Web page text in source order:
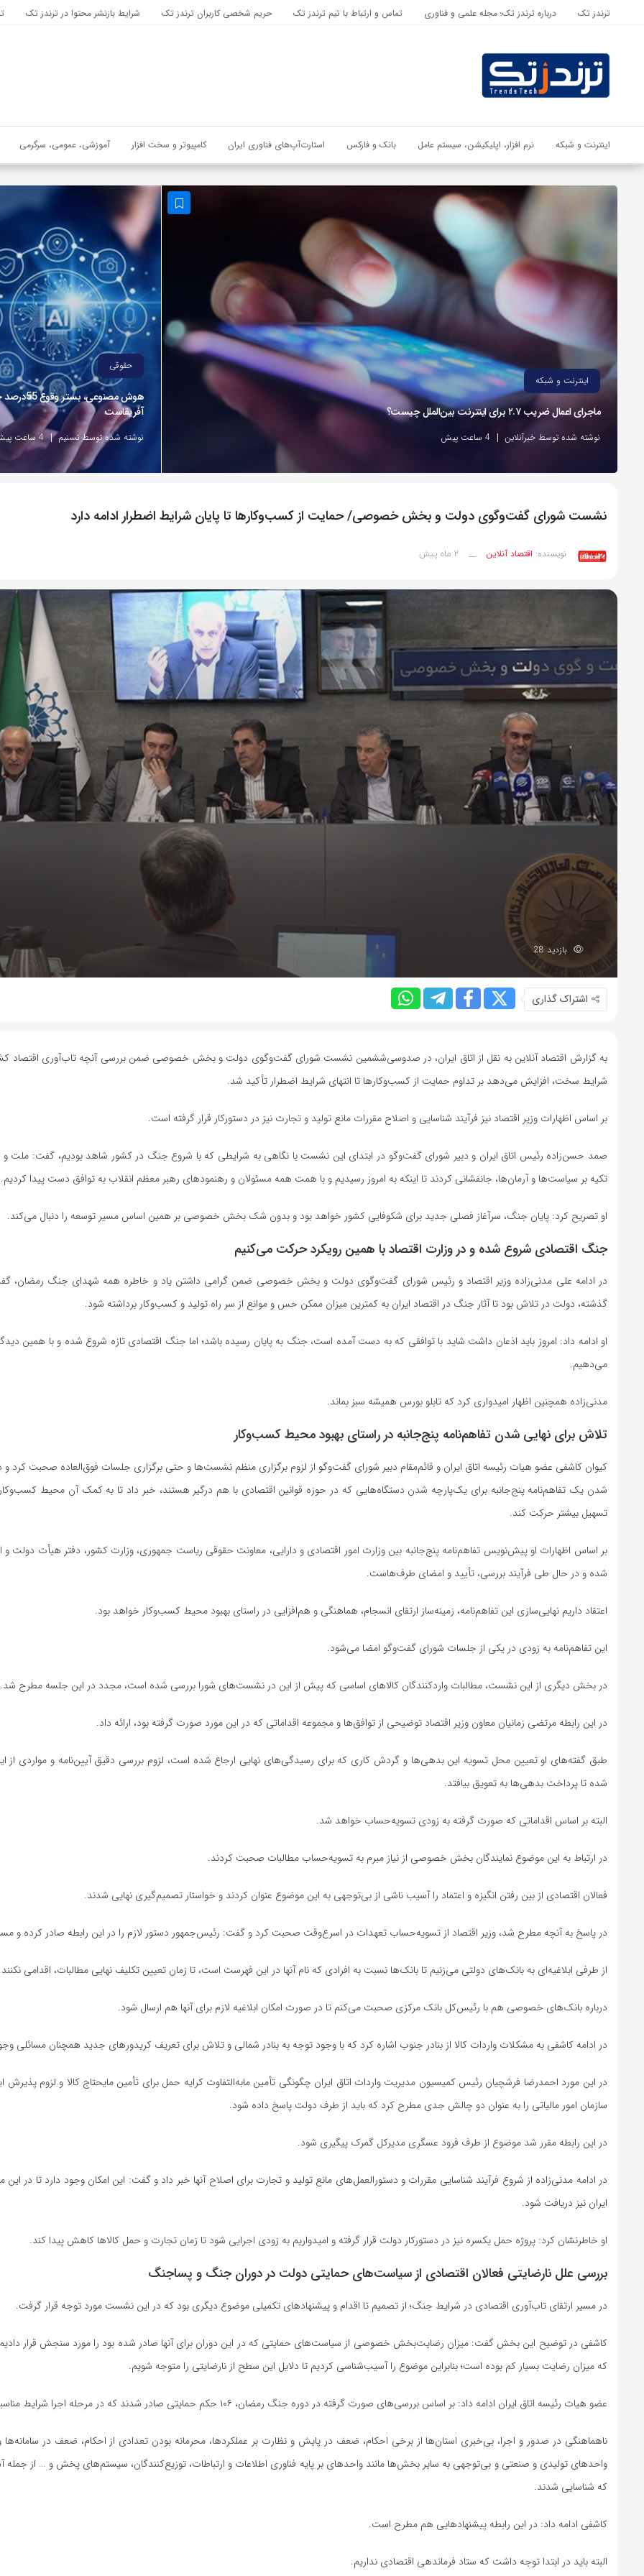
اشتراک گذاری
با استفاده از روش‌های زیر می‌توانید این صفحه را با دوستان خود به
اشتراک بگذارید.
ترندز تک درباره ترندز تک؛ مجله علمی و فناوری تماس و ارتباط با تیم ترندز تک حریم شخصی کاربران ترندز تک شرایط بازنشر محتوا در ترندز تک
اینترنت و شبکه نرم افزار، اپلیکیشن، سیستم عامل بانک و فارکس استارت‌آپ‌های فناوری ایران کامپیوتر و سخت افزار آموزشی، عمومی، سرگرمی
اینترنت و شبکه
ماجرای اعمال ضریب ۲.۷ برای اینترنت بین‌الملل چیست؟
نوشته شده توسط خبرآنلاین 4 ساعت پیش
حقوقی
هوش مصنوعی،
آفریقاست
نوشته شده توسط تسنیم 4 ساعت پیش
نشست شورای گفت‌وگوی دولت و بخش خصوصی/ حمایت از کسب‌وکارها تا پایان شرایط اضطرار ادامه دارد
نویسنده: اقتصاد آنلاین __ 2 ماه پیش
بازدید 28
اشتراک گذاری
به گزارش اقتصاد آنلاین به نقل از اتاق ایران، در صدوسی‌ششمین نشست شورای گفت‌وگوی دولت و بخش خصوصی ضمن بررسی آنچه تاب‌آوری اقتصاد
شرایط سخت، افزایش می‌دهد بر تداوم حمایت از کسب‌وکار‌ها تا انتهای شرایط اضطرار تأکید شد.
بر اساس اظهارات وزیر اقتصاد نیز فرآیند شناسایی و اصلاح مقررات مانع تولید و تجارت نیز در دستورکار قرار گرفته است.
صمد حسن‌زاده رئیس اتاق ایران و دبیر شورای گفت‌و‌گو در ابتدای این نشست با نگاهی به شرایطی که با شروع جنگ در کشور شاهد بودیم، گفت: ملت و
تکیه بر سیاست‌ها و آرمان‌ها، جانفشانی کردند تا اینکه به امروز رسیدیم و با همت همه مسئولان و رهنمود‌های رهبر معظم انقلاب به توافق دست پیدا کردیم.
او تصریح کرد: پایان جنگ، سرآغاز فصلی جدید برای شکوفایی کشور خواهد بود و بدون شک بخش خصوصی بر همین اساس مسیر توسعه را دنبال می‌کند.
جنگ اقتصادی شروع شده و در وزارت اقتصاد با همین رویکرد حرکت می‌کنیم
در ادامه علی مدنی‌زاده وزیر اقتصاد و رئیس شورای گفت‌وگوی دولت و بخش خصوصی ضمن گرامی داشتن یاد و خاطره همه شهدای جنگ رمضان،
گذشته، دولت در تلاش بود تا آثار جنگ در اقتصاد ایران به کمترین میزان ممکن حس و موانع از سر راه تولید و کسب‌وکار برداشته شود.
او ادامه داد: امروز باید اذعان داشت شاید با توافقی که به دست آمده است، جنگ به پایان رسیده باشد؛ اما جنگ اقتصادی تازه شروع شده و با همین
می‌دهیم.
مدنی‌زاده همچنین اظهار امیدواری کرد که تابلو بورس همیشه سبز بماند.
تلاش برای نهایی شدن تفاهم‌نامه پنج‌جانبه در راستای بهبود محیط کسب‌وکار
کیوان کاشفی عضو هیات رئیسه اتاق ایران و قائم‌مقام دبیر شورای گفت‌و‌گو از لزوم برگزاری منظم نشست‌ها و حتی برگزاری جلسات فوق‌العاده صحبت کرد و
شدن یک تفاهم‌نامه پنج‌جانبه برای یک‌پارچه شدن دستگاه‌هایی که در حوزه قوانین اقتصادی با هم درگیر هستند، خبر داد تا به کمک آن محیط
تسهیل بیشتر حرکت کند.
بر اساس اظهارات او پیش‌نویس تفاهم‌نامه پنج‌جانبه بین وزارت امور اقتصادی و دارایی، معاونت حقوقی ریاست جمهوری، وزارت کشور، دفتر هیأت دولت و
شده و در حال طی فرآیند بررسی، تأیید و امضای طرف‌هاست.
اعتقاد داریم نهایی‌سازی این تفاهم‌نامه، زمینه‌ساز ارتقای انسجام، هماهنگی و هم‌افزایی در راستای بهبود محیط کسب‌وکار خواهد بود.
این تفاهم‌نامه به زودی در یکی از جلسات شورای گفت‌و‌گو امضا می‌شود.
در بخش دیگری از این نشست، مطالبات واردکنندگان کالا‌های اساسی که پیش از این در نشست‌های شورا بررسی شده است، مجدد در این جلسه مطرح شد.
در این رابطه مرتضی زمانیان معاون وزیر اقتصاد توضیحی از توافق‌ها و مجموعه اقداماتی که در این مورد صورت گرفته بود، ارائه داد.
طبق گفته‌های او تعیین محل تسویه این بدهی‌ها و گردش کاری که برای رسیدگی‌های نهایی ارجاع شده است، لزوم بررسی دقیق آیین‌نامه و مواردی
شده تا پرداخت بدهی‌ها به تعویق بیافتد.
البته بر اساس اقداماتی که صورت گرفته به زودی تسویه‌حساب خواهد شد.
در ارتباط به این موضوع نمایندگان بخش خصوصی از نیاز مبرم به تسویه‌حساب مطالبات صحبت کردند.
فعالان اقتصادی از بین رفتن انگیزه و اعتماد را آسیب ناشی از بی‌توجهی به این موضوع عنوان کردند و خواستار تصمیم‌گیری نهایی شدند.
در پاسخ به آنچه مطرح شد، وزیر اقتصاد از تسویه‌حساب تعهدات در اسرع‌وقت صحبت کرد و گفت: رئیس‌جمهور دستور لازم را در این رابطه صادر کرده و
از طرفی ابلاغیه‌ای به بانک‌های دولتی می‌زنیم تا بانک‌ها نسبت به افرادی که نام آنها در این فهرست است، تا زمان تعیین تکلیف نهایی مطالبات، اقدامی نکنند.
درباره بانک‌های خصوصی هم با رئیس‌کل بانک مرکزی صحبت می‌کنم تا در صورت امکان ابلاغیه لازم برای آنها هم ارسال شود.
در ادامه کاشفی به مشکلات واردات کالا از بنادر جنوب اشاره کرد که با وجود توجه به بنادر شمالی و تلاش برای تعریف کریدور‌های جدید همچنان مسائلی
در این مورد احمدرضا فرشچیان رئیس کمیسیون مدیریت واردات اتاق ایران چگونگی تأمین مابه‌التفاوت کرایه حمل برای تأمین مایحتاج کالا و لزوم پذیرش
سازمان امور مالیاتی را به عنوان دو چالش جدی مطرح کرد که باید از طرف دولت پاسخ داده شود.
در این رابطه مقرر شد موضوع از طرف فرود عسگری مدیرکل گمرک پیگیری شود.
در ادامه مدنی‌زاده از شروع فرآیند شناسایی مقررات و دستورالعمل‌های مانع تولید و تجارت برای اصلاح آنها خبر داد و گفت: این امکان وجود دارد تا در این
ایران نیز دریافت شود.
او خاطرنشان کرد: پروژه حمل یکسره نیز در دستورکار دولت قرار گرفته و امیدواریم به زودی اجرایی شود تا زمان تجارت و حمل کالا‌ها کاهش پیدا کند.
بررسی علل نارضایتی فعالان اقتصادی از سیاست‌های حمایتی دولت در دوران جنگ و پساجنگ
در مسیر ارتقای تاب‌آوری اقتصادی در شرایط جنگ؛ از تصمیم تا اقدام و پیشنهاد‌های تکمیلی موضوع دیگری بود که در این نشست مورد توجه قرار گرفت.
کاشفی در توضیح این بخش گفت: میزان رضایت‌بخش خصوصی از سیاست‌های حمایتی که در این دوران برای آنها صادر شده بود را مورد سنجش قرار
که میزان رضایت بسیار کم بوده است؛ بنابراین موضوع را آسیب‌شناسی کردیم تا دلایل این سطح از نارضایتی را متوجه شویم.
عضو هیات رئیسه اتاق ایران ادامه داد: بر اساس بررسی‌های صورت گرفته در دوره جنگ رمضان، ۱۰۶ حکم حمایتی صادر شدند که در مرحله اجرا شرایط مناسبی نداشتند.
ناهماهنگی در صدور و اجرا، بی‌خبری استان‌ها از برخی احکام، ضعف در پایش و نظارت بر عملکردها، محرمانه بودن تعدادی از احکام، ضعف در سامانه‌ها و
واحد‌های تولیدی و صنعتی و بی‌توجهی به سایر بخش‌ها مانند واحد‌های بر پایه فناوری اطلاعات و ارتباطات، توزیع‌کنندگان، سیستم‌های پخش و … از
که شناسایی شدند.
کاشفی ادامه داد: در این رابطه پیشنهاد‌هایی هم مطرح است.
البته باید در ابتدا توجه داشت که ستاد فرماندهی اقتصادی نداریم.